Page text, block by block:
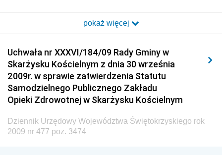
Dziennik Urzędowy Ministra Transportu i Budownictwa
Elektronicznej
Dziennik Urzędowy Ministra Spraw Wewnętrznych i
Administracji
Dziennik Urzędowy Ministra Transportu
Dziennik Urzędowy Ministra Budownictwa
Dziennik Urzędowy Ministra Nauki i Szkolnictwa
pokaż więcej
Uchwała nr XXXVI/184/09 Rady Gminy w
Skarżysku Kościelnym z dnia 30 września
2009r. w sprawie zatwierdzenia Statutu
Samodzielnego Publicznego Zakładu
Opieki Zdrowotnej w Skarżysku Kościelnym
Dziennik Urzędowy Województwa Świętokrzyskiego rok
2009 nr 477 poz. 3474